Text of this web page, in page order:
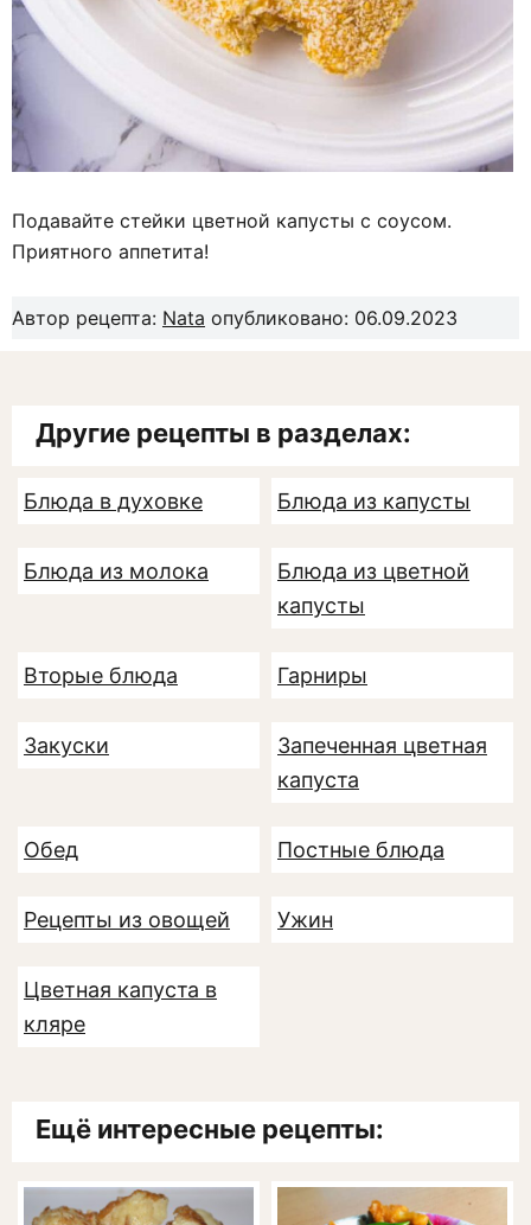
Подавайте стейки цветной капусты с соусом.
Приятного аппетита!
Автор рецепта: Nata опубликовано: 06.09.2023
Другие рецепты в разделах:
Блюда в духовке Блюда из капусты
Блюда из молока
Блюда из цветной
капусты
Вторые блюда Гарниры
Закуски
Запеченная цветная
капуста
Обед Постные блюда
Рецепты из овощей Ужин
Цветная капуста в
кляре
Ещё интересные рецепты: